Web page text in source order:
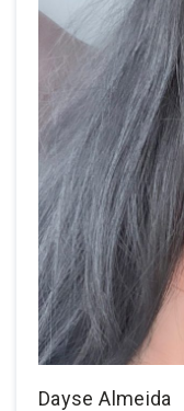
Dayse Almeida